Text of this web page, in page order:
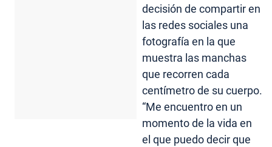
decisión de compartir en
las redes sociales una
fotografía en la que
muestra las manchas
que recorren cada
centímetro de su cuerpo.
“Me encuentro en un
momento de la vida en
el que puedo decir que